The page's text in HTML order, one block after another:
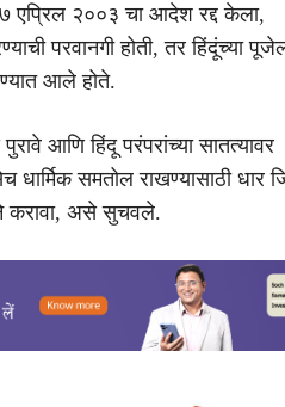
७ एप्रिल २००३ चा आदेश रद्द केला,
परवानगी होती, तर हिंदूंच्या
आले होते.
आणि हिंदू परंपरांच्या सातत्यावर
समतोल राखण्यासाठी धार
करावा, असे सुचवले.